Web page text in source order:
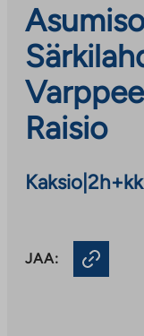
Raisio
Kaksio
JAA: